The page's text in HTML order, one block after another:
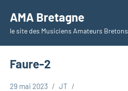
contenu
AMA Bretagne
le site des Musiciens Amateurs Bretons
Faure-2
29 mai 2023 JT